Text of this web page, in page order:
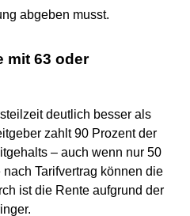
abgeben musst.
mit 63 oder
deutlich besser als
zahlt 90 Prozent der
– auch wenn nur 50
Tarifvertrag können die
ist die Rente aufgrund der